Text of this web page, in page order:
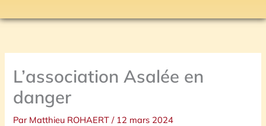
L’association Asalée en
danger
Par Matthieu ROHAERT/ 12 mars 2024